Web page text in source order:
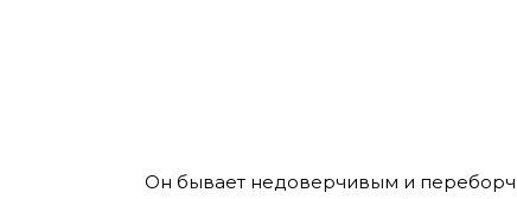
Он бывает недоверчивым и